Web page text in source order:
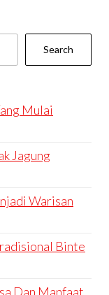
Search
Mulai
Jagung
Warisan
Binte
Dan Manfaat